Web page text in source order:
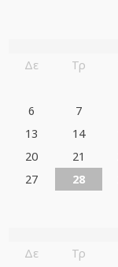
Δε Τρ
6
7
13
14
20
21
27
28
Δε Τρ